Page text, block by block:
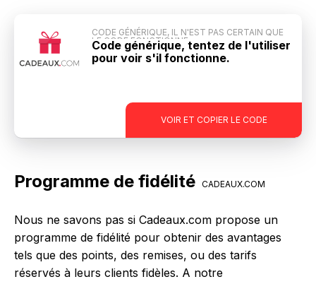
VOIR ET COPIER LE CODE
CODE GÉNÉRIQUE, IL N'EST PAS CERTAIN QUE
LE CODE FONCTIONNE
Code générique, tentez de l'utiliser
pour voir s'il fonctionne.
Programme de fidélité CADEAUX.COM
Nous ne savons pas si Cadeaux.com propose un
programme de fidélité pour obtenir des avantages
tels que des points, des remises, ou des tarifs
réservés à leurs clients fidèles. A notre